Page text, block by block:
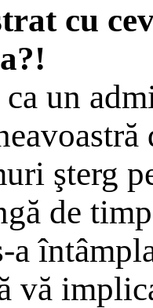
cu
un
şterg
de
a
vă